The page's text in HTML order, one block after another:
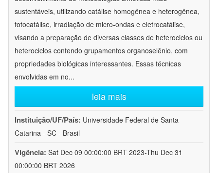
sustentáveis, utilizando catálise homogênea e heterogênea,
fotocatálise, irradiação de micro-ondas e eletrocatálise,
visando a preparação de diversas classes de heterociclos ou
heterociclos contendo grupamentos organoselênio, com
propriedades biológicas interessantes. Essas técnicas
envolvidas em no...
leia mais
Instituição/UF/País: Universidade Federal de Santa
Catarina - SC - Brasil
Vigência: Sat Dec 09 00:00:00 BRT 2023-Thu Dec 31
00:00:00 BRT 2026